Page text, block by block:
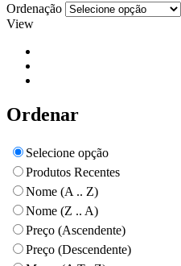
Ordenação
View
Ordenar
Selecione opção
Produtos Recentes
Nome (A .. Z)
Nome (Z .. A)
Preço (Ascendente)
Preço (Descendente)